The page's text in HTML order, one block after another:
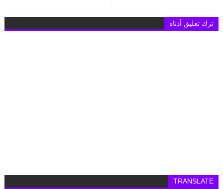
ترك تعليق أدناه
TRANSLATE